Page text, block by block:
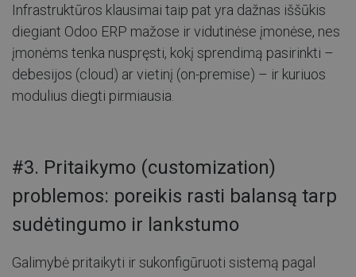
Infrastruktūros klausimai taip pat yra dažnas iššūkis
diegiant Odoo ERP mažose ir vidutinėse įmonėse, nes
įmonėms tenka nuspręsti, kokį sprendimą pasirinkti –
debesijos (cloud) ar vietinį (on-premise) – ir kuriuos
modulius diegti pirmiausia.
#3. Pritaikymo (customization)
problemos: poreikis rasti balansą tarp
sudėtingumo ir lankstumo
Galimybė pritaikyti ir sukonfigūruoti sistemą pagal